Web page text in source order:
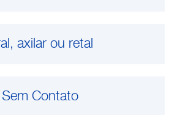
axilar ou retal
Sem Contato